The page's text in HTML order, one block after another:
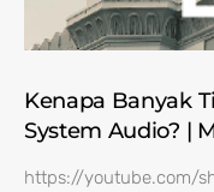
Kenapa Banyak
System Audio? |
https://youtube.com/